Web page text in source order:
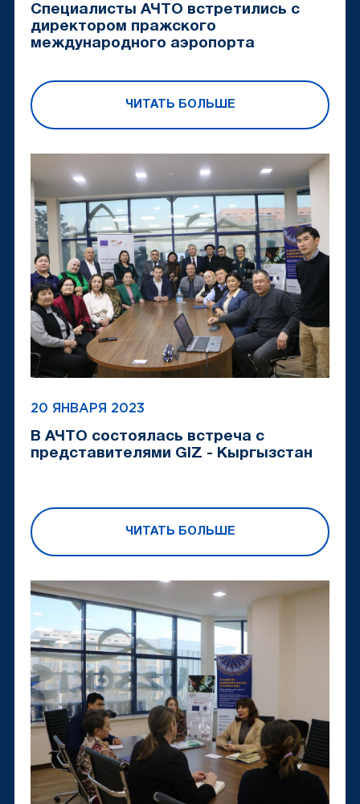
Специалисты АЧТО встретились с
директором пражского
международного аэропорта
ЧИТАТЬ БОЛЬШЕ
20 ЯНВАРЯ 2023
В АЧТО состоялась встреча с
представителями GIZ - Кыргызстан
ЧИТАТЬ БОЛЬШЕ